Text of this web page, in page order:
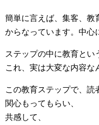
簡単に言えば、集客、教
からなっています。中心
ステップの中に教育とい
これ、実は大変な内容な
この教育ステップで、読
関心もってもらい、
共感して、